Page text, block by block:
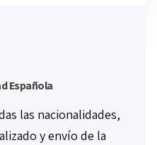
Española
las nacionalidades,
y envío de la